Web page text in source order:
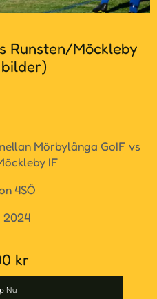
Runsten/Möckleby
Mörbylånga GoIF vs
IF
4SÖ
2024
kr
Nu